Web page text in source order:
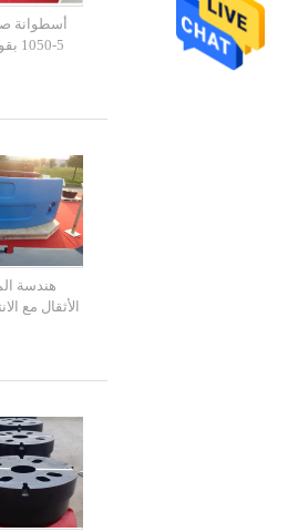
1050-5 بقوة ومتانة عالية
هندسة
الأثقال مع